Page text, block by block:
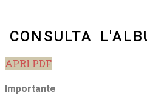
CONSULTA
APRI PDF
Importante